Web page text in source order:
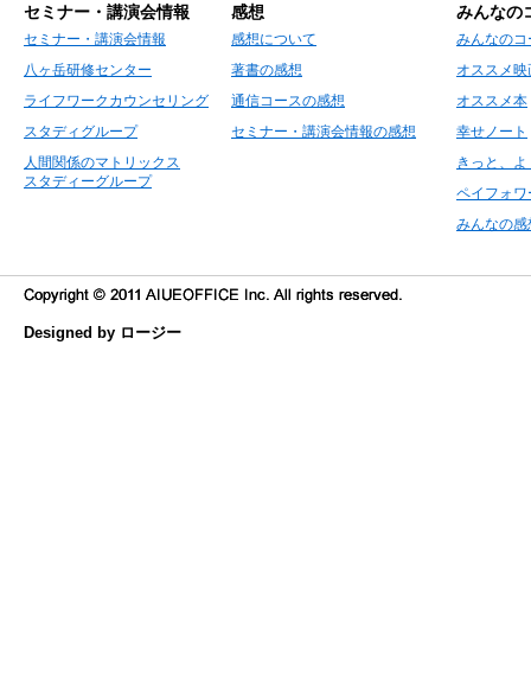
セミナー・講演会情報
セミナー・講演会情報
八ヶ岳研修センター
ライフワークカウンセリング
スタディグループ
人間関係のマトリックス
スタディーグループ
感想
感想について
著書の感想
通信コースの感想
セミナー・講演会情報の感想
みんなの
みんなの
オススメ映
オススメ本
幸せノート
きっと、
ペイフォワ
みんなの感
Designed by ロージー